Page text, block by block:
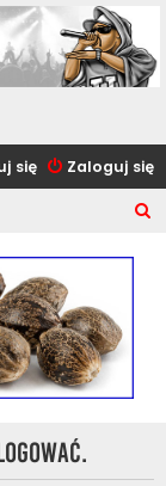
Zaloguj się
się